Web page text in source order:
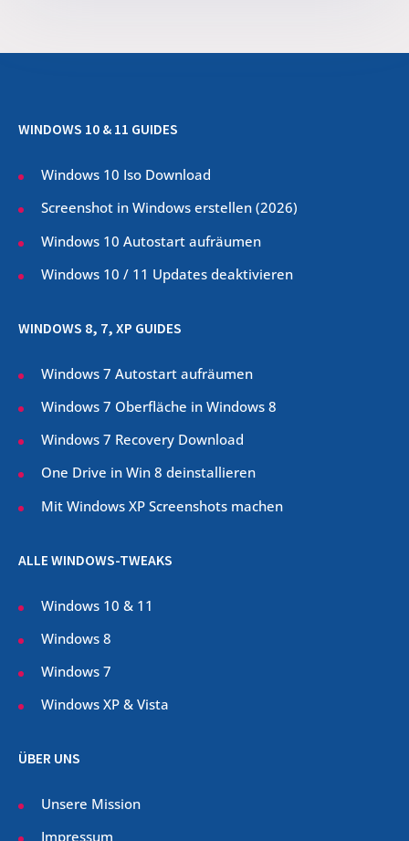
WINDOWS 10 & 11 GUIDES
Windows 10 Iso Download
Screenshot in Windows erstellen (2026)
Windows 10 Autostart aufräumen
Windows 10 / 11 Updates deaktivieren
WINDOWS 8, 7, XP GUIDES
Windows 7 Autostart aufräumen
Windows 7 Oberfläche in Windows 8
Windows 7 Recovery Download
One Drive in Win 8 deinstallieren
Mit Windows XP Screenshots machen
ALLE WINDOWS-TWEAKS
Windows 10 & 11
Windows 8
Windows 7
Windows XP & Vista
ÜBER UNS
Unsere Mission
Impressum